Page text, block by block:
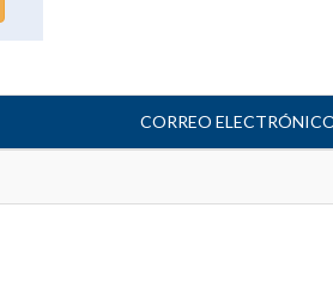
CORREO